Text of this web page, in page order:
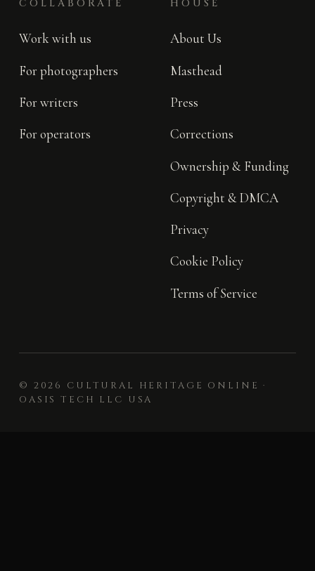
COLLABORATE
Work with us
For photographers
For writers
For operators
HOUSE
About Us
Masthead
Press
Corrections
Ownership & Funding
Copyright & DMCA
Privacy
Cookie Policy
Terms of Service
© 2026 CULTURAL HERITAGE ONLINE ·
OASIS TECH LLC USA